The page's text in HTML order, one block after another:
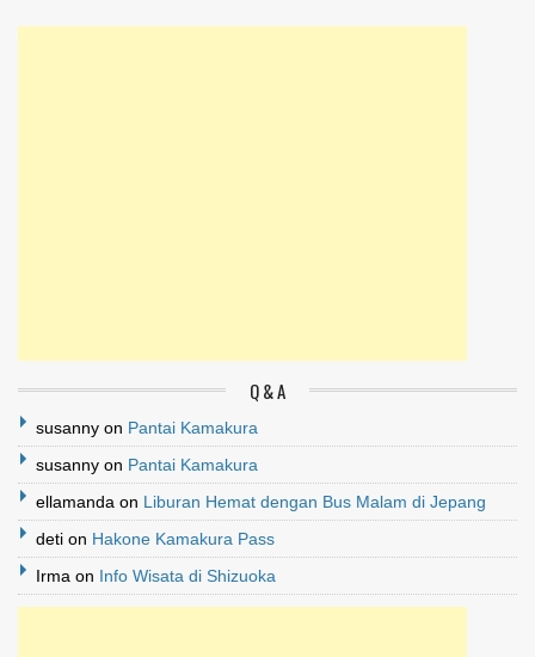
Q & A
susanny on Pantai Kamakura
susanny on Pantai Kamakura
ellamanda on Liburan Hemat dengan Bus Malam di Jepang
deti on Hakone Kamakura Pass
Irma on Info Wisata di Shizuoka